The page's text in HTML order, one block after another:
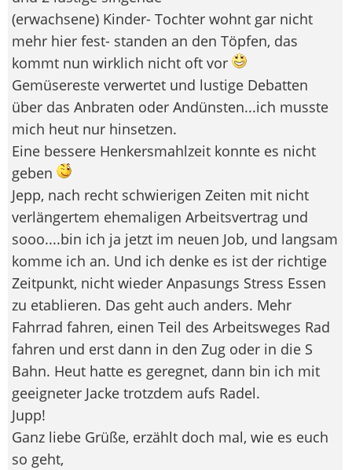
(erwachsene) Kinder- Tochter wohnt gar nicht
mehr hier fest- standen an den Töpfen, das
kommt nun wirklich nicht oft vor
Gemüsereste verwertet und lustige Debatten
über das Anbraten oder Andünsten...ich musste
mich heut nur hinsetzen.
Eine bessere Henkersmahlzeit konnte es nicht
geben
Jepp, nach recht schwierigen Zeiten mit nicht
verlängertem ehemaligen Arbeitsvertrag und
sooo....bin ich ja jetzt im neuen Job, und langsam
komme ich an. Und ich denke es ist der richtige
Zeitpunkt, nicht wieder Anpasungs Stress Essen
zu etablieren. Das geht auch anders. Mehr
Fahrrad fahren, einen Teil des Arbeitsweges Rad
fahren und erst dann in den Zug oder in die S
Bahn. Heut hatte es geregnet, dann bin ich mit
geeigneter Jacke trotzdem aufs Radel.
Jupp!
Ganz liebe Grüße, erzählt doch mal, wie es euch
so geht,